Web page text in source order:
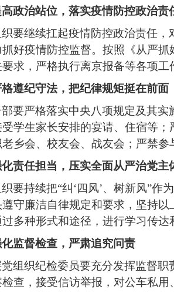
政治站位，落实疫情防控政治责
要继续扛起疫情防控政治责任
抓好疫情防控监督。按照《从严
要求，严格执行离京报备等各项
遵纪守法，把纪律规矩挺在前面
要严格落实中央八项规定及其
学生家长安排的宴请、住宿等
乡会、校友会、战友会；严禁参
责任担当，压实全面从严治党主
要持续把“纠‘四风’、树新风”
守廉洁自律规定和要求，坚持
过多种形式和途径，进行学习传
监督检查，严肃追究问责
组织纪检委员要充分发挥监督
查，接受信访举报，对公车私